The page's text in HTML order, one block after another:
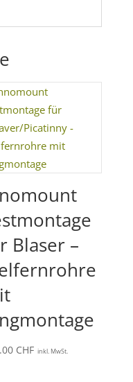
Blaser –
CHF inkl. MwSt.